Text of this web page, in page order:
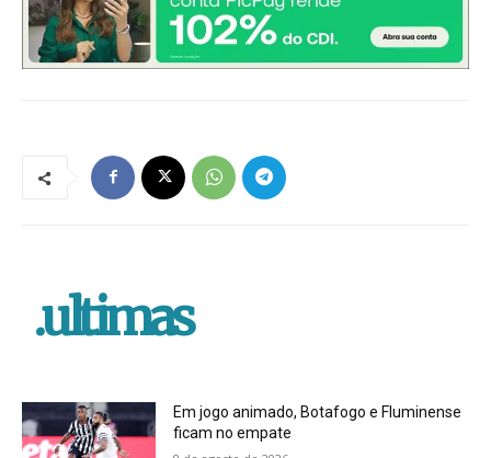
.ultimas
Em jogo animado, Botafogo e Fluminense
ficam no empate